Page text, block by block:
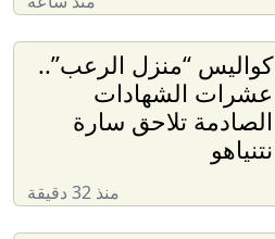
كواليس “منزل الرعب”..
عشرات الشهادات
الصادمة تلاحق سارة
نتنياهو
منذ 32 دقيقة